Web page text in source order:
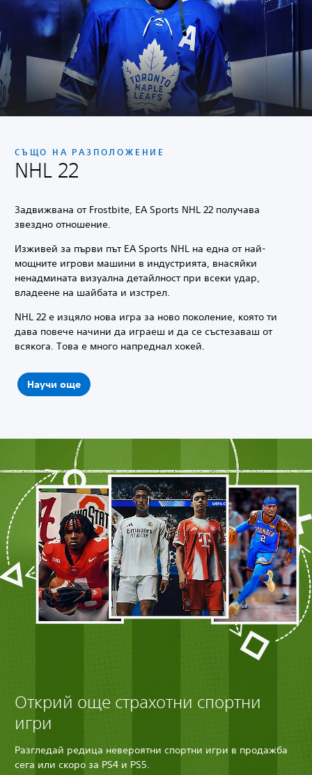
СЪЩО НА РАЗПОЛОЖЕНИЕ
NHL 22
Задвижвана от Frostbite, EA Sports NHL 22 получава
звездно отношение.
Изживей за първи път EA Sports NHL на една от най-
мощните игрови машини в индустрията, внасяйки
ненадмината визуална детайлност при всеки удар,
владеене на шайбата и изстрел.
NHL 22 е изцяло нова игра за ново поколение, която ти
дава повече начини да играеш и да се състезаваш от
всякога. Това е много напреднал хокей.
Научи още
Открий още страхотни спортни
игри
Разгледай редица невероятни спортни игри в продажба
сега или скоро за PS4 и PS5.